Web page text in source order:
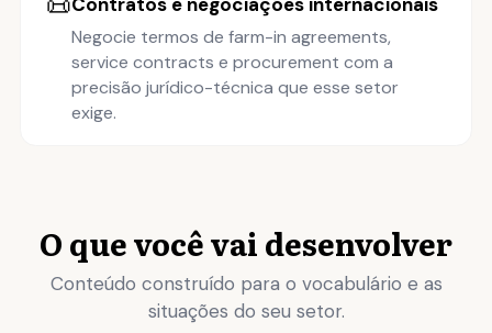
Negocie termos de farm-in agreements,
service contracts e procurement com a
precisão jurídico-técnica que esse setor
exige.
O que você vai desenvolver
Conteúdo construído para o vocabulário e as
situações do seu setor.